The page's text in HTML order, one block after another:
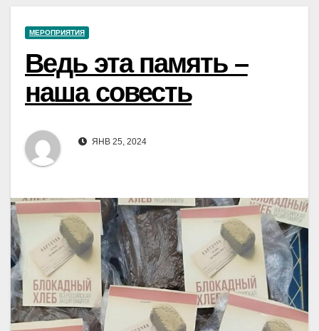
МЕРОПРИЯТИЯ
Ведь эта память –
наша совесть
ЯНВ 25, 2024